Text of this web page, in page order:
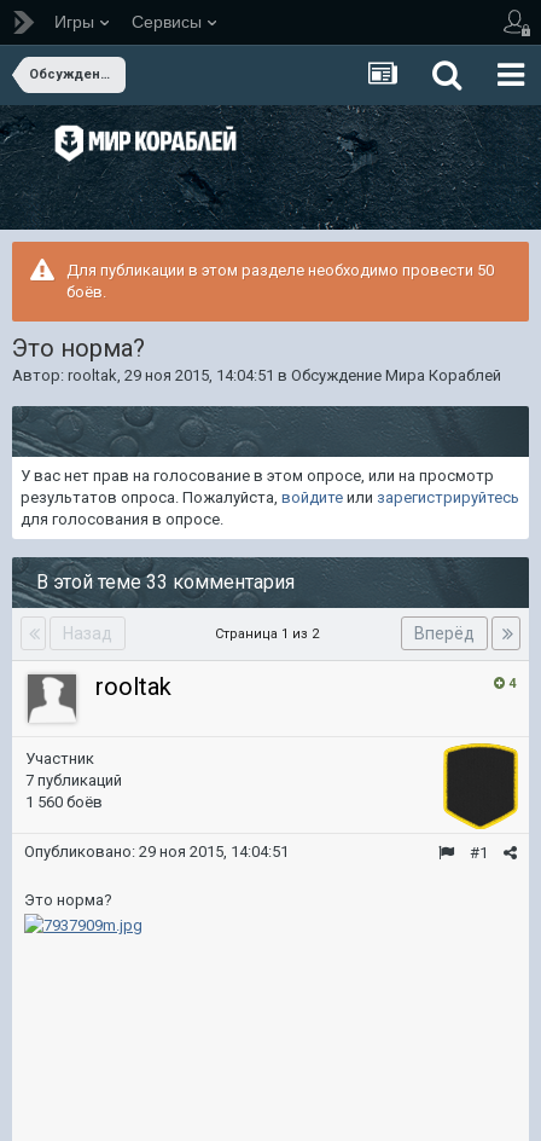
Игры Сервисы
Обсуждение Мира Кораблей
Для публикации в этом разделе необходимо провести 50
боёв.
Это норма?
Автор: rooltak, 29 ноя 2015, 14:04:51 в Обсуждение Мира Кораблей
У вас нет прав на голосование в этом опросе, или на просмотр
результатов опроса. Пожалуйста, войдите или зарегистрируйтесь
для голосования в опросе.
В этой теме 33 комментария
Назад Вперёд
Страница 1 из 2
4
rooltak
Участник
7 публикаций
1 560 боёв
#1
Опубликовано: 29 ноя 2015, 14:04:51
Это норма?